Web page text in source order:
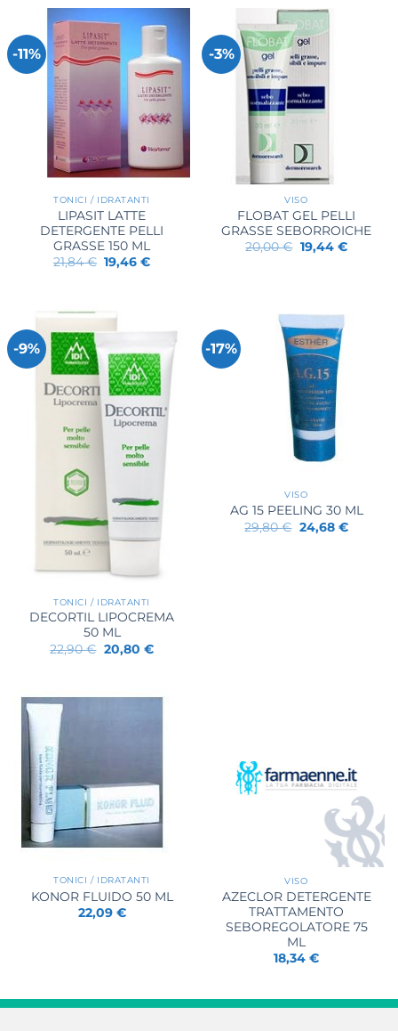
-11%
TONICI / IDRATANTI
LIPASIT LATTE
DETERGENTE PELLI
GRASSE 150 ML
21,84€ Il
prezzo
19,46€Il
-3%
VISO
FLOBAT GEL PELLI
GRASSE SEBORROICHE
20,00€ Il
prezzo
19,44 €Il
-9%
TONICI / IDRATANTI
DECORTIL LIPOCREMA
50 ML
22,90€ Il
prezzo
22,90 €.
20,80 €Il
20,80 €.
-17%
VISO
AG 15 PEELING 30 ML
29,80€ Il
prezzo
24,68 €Il
TONICI / IDRATANTI
KONOR FLUIDO 50 ML
22,09 €
VISO
AZECLOR DETERGENTE
TRATTAMENTO
SEBOREGOLATORE 75
ML
18,34 €